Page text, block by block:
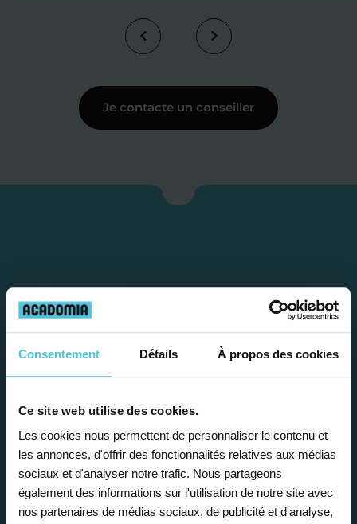
Consentement Détails À propos des cookies
Ce site web utilise des cookies.
Les cookies nous permettent de personnaliser le contenu et
les annonces, d'offrir des fonctionnalités relatives aux médias
sociaux et d'analyser notre trafic. Nous partageons
également des informations sur l'utilisation de notre site avec
nos partenaires de médias sociaux, de publicité et d'analyse,
Je contacte un conseiller
Étape 1
Je vous propose un
bilan personnalisé
Gratuite et sans engagement, une